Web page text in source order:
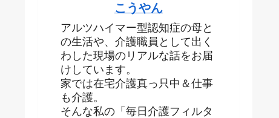
こうやん
アルツハイマー型認知症の母と
の生活や、介護職員として出く
わした現場のリアルな話をお届
けしています。
家では在宅介護真っ只中＆仕事
も介護。
そんな私の「毎日介護フィルタ